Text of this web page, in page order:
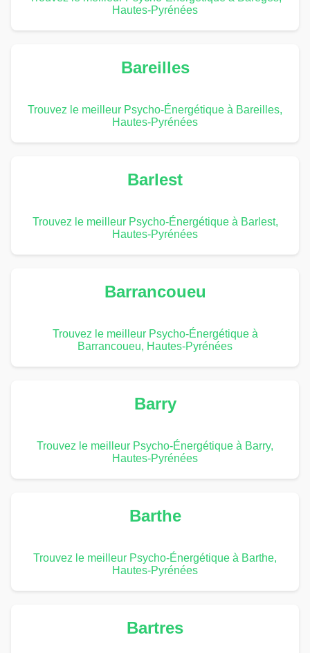
Hautes-Pyrénées
Bareilles
Trouvez le meilleur Psycho-Énergétique à Bareilles,
Hautes-Pyrénées
Barlest
Trouvez le meilleur Psycho-Énergétique à Barlest,
Hautes-Pyrénées
Barrancoueu
Trouvez le meilleur Psycho-Énergétique à
Barrancoueu, Hautes-Pyrénées
Barry
Trouvez le meilleur Psycho-Énergétique à Barry,
Hautes-Pyrénées
Barthe
Trouvez le meilleur Psycho-Énergétique à Barthe,
Hautes-Pyrénées
Bartres